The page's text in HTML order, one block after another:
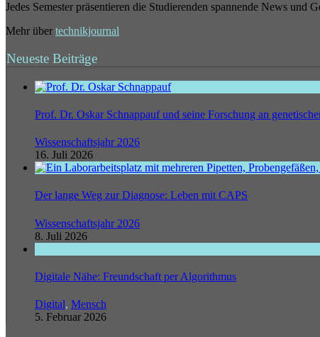
Jedes Semester präsentieren die Studierenden spannende News
Mehr über technikjournal
Neueste Beiträge
Prof. Dr. Oskar Schnappauf und seine Forschung an
Wissenschaftsjahr 2026
16. Juli 2026
Der lange Weg zur Diagnose: Leben mit CAPS
Wissenschaftsjahr 2026
8. Juli 2026
Digitale Nähe: Freundschaft per Algorithmus
Digital, Mensch
5. Februar 2026